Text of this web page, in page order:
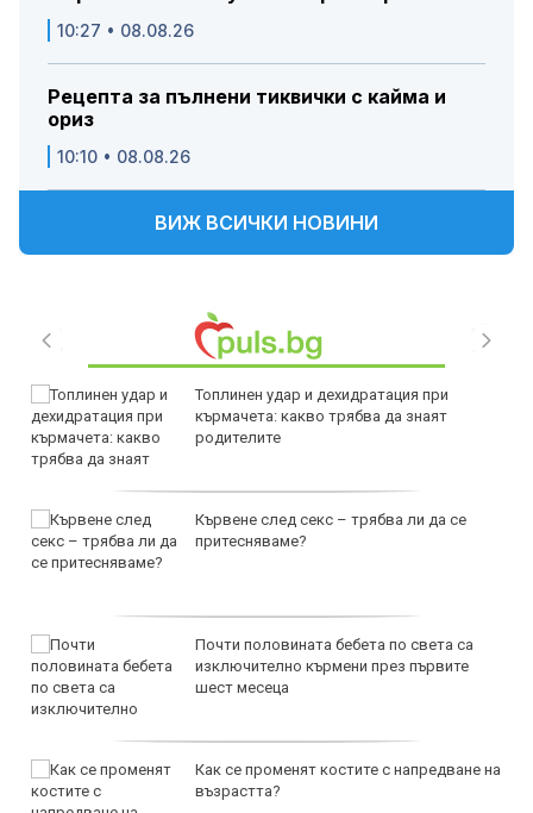
10:27 • 08.08.26
Рецепта за пълнени тиквички с кайма и
ориз
10:10 • 08.08.26
ВИЖ ВСИЧКИ НОВИНИ
Топлинен удар и дехидратация при
кърмачета: какво трябва да знаят
родителите
Кървене след секс – трябва ли да се
притесняваме?
Почти половината бебета по света са
изключително кърмени през първите
шест месеца
Как се променят костите с напредване на
възрастта?